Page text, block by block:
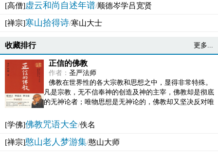
[高僧]虚云和尚自述年谱/顺德岑学吕宽贤
[禅宗]寒山拾得诗/寒山大士
收藏排行 更多...
正信的佛教
作者： 圣严法师
佛教在世界性的各大宗教和思想之中，显得非常特殊。
凡是宗教，无不信奉神的创造及神的主宰，佛教却是彻底
的无神论者；唯物思想是无神论的，佛教却又坚决反对唯
[学佛]佛教咒语大全/佚名
[禅宗]憨山老人梦游集/憨山大师